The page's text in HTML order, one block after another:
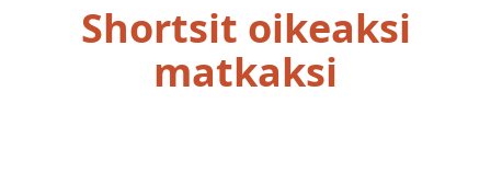
Shortsit oikeaksi
matkaksi